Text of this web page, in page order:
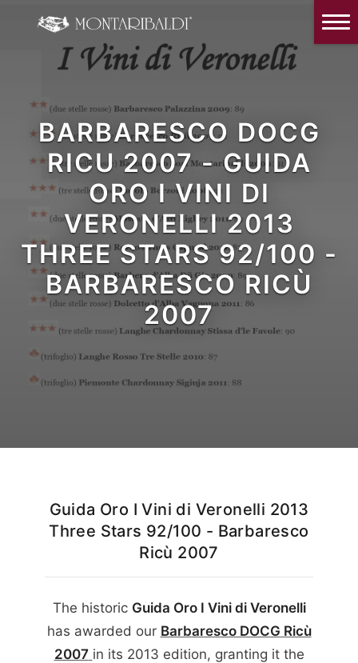
BARBARESCO DOCG
RICU 2007 - GUIDA
ORO I VINI DI
VERONELLI 2013
THREE STARS 92/100 -
BARBARESCO RICÙ
2007
Guida Oro I Vini di Veronelli 2013
Three Stars 92/100 - Barbaresco
Ricù 2007
The historic Guida Oro I Vini di Veronelli
has awarded our Barbaresco DOCG Ricù
2007 in its 2013 edition, granting it the
IT EN
Home
Wine Tasting & Winery visit
Reviews
Our wines
News and Events
Contacts
Our Instagram
Italiano